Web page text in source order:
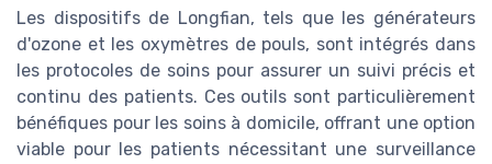
Les dispositifs de Longfian, tels que les générateurs
d'ozone et les oxymètres de pouls, sont intégrés dans
les protocoles de soins pour assurer un suivi précis et
continu des patients. Ces outils sont particulièrement
bénéfiques pour les soins à domicile, offrant une option
viable pour les patients nécessitant une surveillance